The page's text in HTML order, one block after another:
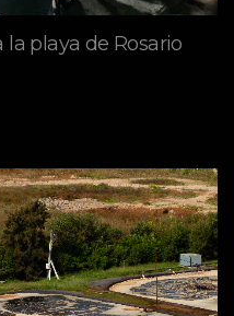
la playa de Rosario